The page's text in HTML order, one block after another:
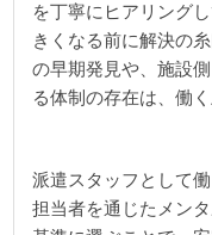
を丁寧にヒアリング
きくなる前に解決の
の早期発見や、施設
る体制の存在は、働
派遣スタッフとして
担当者を通じたメン